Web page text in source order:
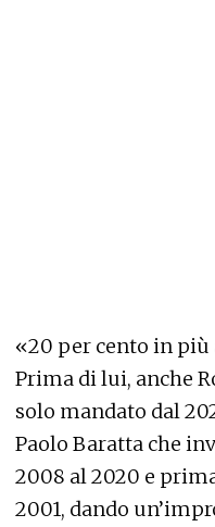
«20 per cento in
Prima di lui, anche
solo mandato dal
Paolo Baratta che
2008 al 2020 e
2001, dando